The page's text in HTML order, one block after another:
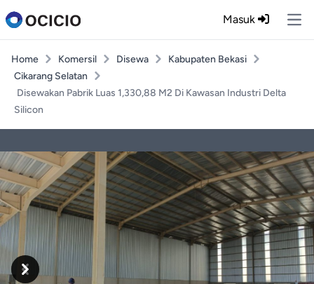
Masuk
Home Komersil Disewa
Kabupaten Bekasi
Cikarang Selatan
Disewakan Pabrik Luas 1,330,88 M2 Di Kawasan Industri Delta
Silicon
Previous
Next